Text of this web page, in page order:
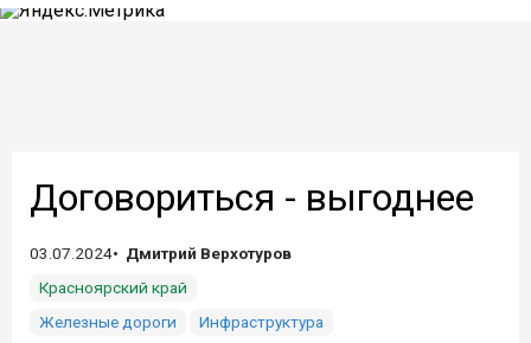
Договориться - выгоднее
03.07.2024
Дмитрий Верхотуров
Красноярский край
Железные дороги
Инфраструктура